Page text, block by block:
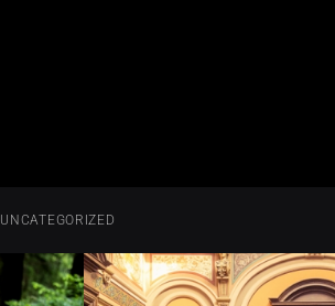
UNCATEGORIZED